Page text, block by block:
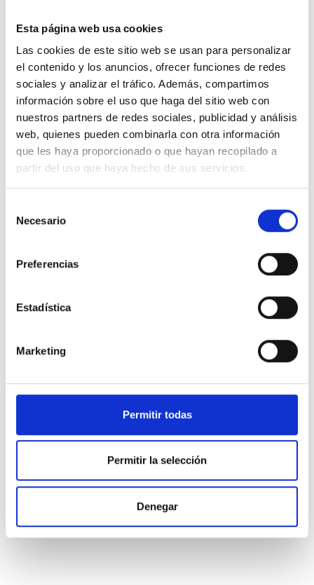
Esta página web usa cookies
Las cookies de este sitio web se usan para personalizar
el contenido y los anuncios, ofrecer funciones de redes
sociales y analizar el tráfico. Además, compartimos
información sobre el uso que haga del sitio web con
nuestros partners de redes sociales, publicidad y análisis
web, quienes pueden combinarla con otra información
que les haya proporcionado o que hayan recopilado a
partir del uso que haya hecho de sus servicios.
Necesario
Preferencias
Estadística
Marketing
Permitir todas
Permitir la selección
Denegar
6. Si haces estos ejercicios correctamente, te
darás cuenta de inmediato de que estás
exigiendo de cada situación un gran número de
cosas que no tienen nada que ver con ella. Te
percatarás asimismo de que muchos de tus
objetivos son contradictorios, que no tienes un
resultado concreto en mente, y que no puedes
por menos que experimentar desilusión con
respecto a algunos de tus objetivos,
finalmente la situación.
7. Después de pasar revista a tantos objetivos
anhelados como puedas para cada situación aún
adentros: